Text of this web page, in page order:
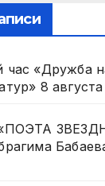
час «Дружба
8
«ПОЭТА